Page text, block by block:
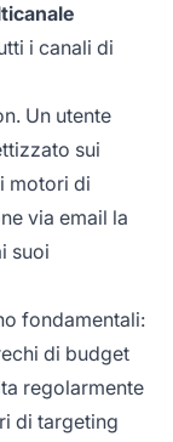
i canali di
Un utente
sui
motori di
via email la
suoi
fondamentali:
di budget
regolarmente
di targeting